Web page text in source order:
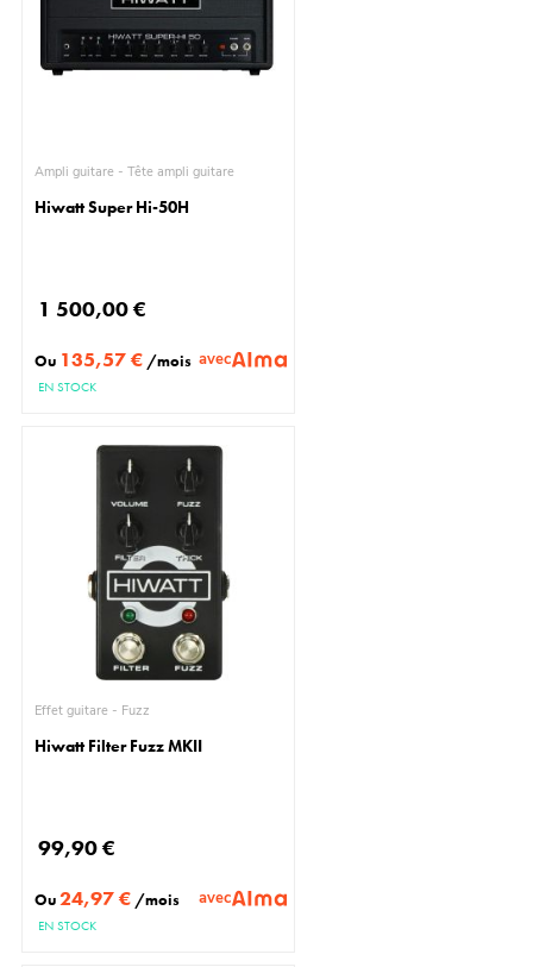
Ampli guitare - Tête ampli guitare
Hiwatt Super Hi-50H
1 500,00 €
Ou 135,57 € /mois avec
EN STOCK
Effet guitare - Fuzz
Hiwatt Filter Fuzz MKII
99,90 €
Ou24,97 € /mois avec
EN STOCK